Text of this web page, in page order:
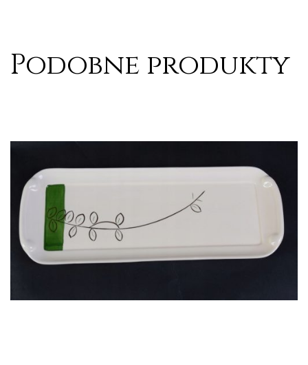
Podobne produkty